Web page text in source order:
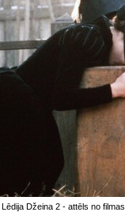
Lēdija Džeina 2 - attēls no filmas